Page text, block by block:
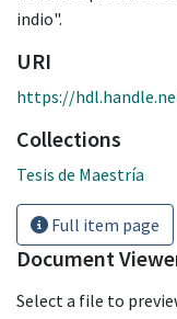
indio".
URI
https://
Collections
Tesis de Maestría
Full item page
Document
Select a file to